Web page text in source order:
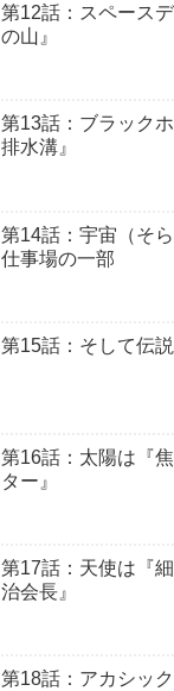
第12話：スペース
の山』
第13話：ブラック
排水溝』
第14話：宇宙（そ
仕事場の一部
第15話：そして伝
第16話：太陽は『
ター』
第17話：天使は『
治会長』
第18話：アカシッ